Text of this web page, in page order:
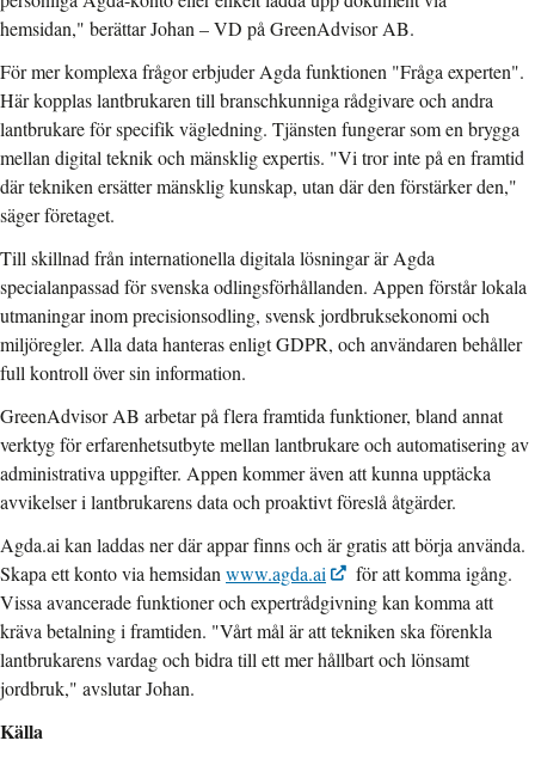
hemsidan," berättar Johan – VD på GreenAdvisor AB.
För mer komplexa frågor erbjuder Agda funktionen "Fråga experten".
Här kopplas lantbrukaren till branschkunniga rådgivare och andra
lantbrukare för specifik vägledning. Tjänsten fungerar som en brygga
mellan digital teknik och mänsklig expertis. "Vi tror inte på en framtid
där tekniken ersätter mänsklig kunskap, utan där den förstärker den,"
säger företaget.
Till skillnad från internationella digitala lösningar är Agda
specialanpassad för svenska odlingsförhållanden. Appen förstår lokala
utmaningar inom precisionsodling, svensk jordbruksekonomi och
miljöregler. Alla data hanteras enligt GDPR, och användaren behåller
full kontroll över sin information.
GreenAdvisor AB arbetar på flera framtida funktioner, bland annat
verktyg för erfarenhetsutbyte mellan lantbrukare och automatisering av
administrativa uppgifter. Appen kommer även att kunna upptäcka
avvikelser i lantbrukarens data och proaktivt föreslå åtgärder.
Agda.ai kan laddas ner där appar finns och är gratis att börja använda.
Skapa ett konto via hemsidan www.agda.ai
för att komma igång.
Vissa avancerade funktioner och expertrådgivning kan komma att
kräva betalning i framtiden. "Vårt mål är att tekniken ska förenkla
lantbrukarens vardag och bidra till ett mer hållbart och lönsamt
jordbruk," avslutar Johan.
Källa